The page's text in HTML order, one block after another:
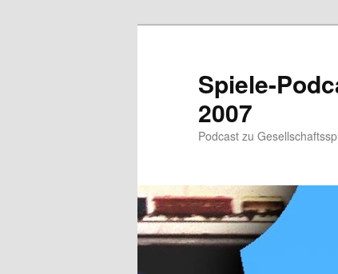
Spiele-
2007
Podcast zu